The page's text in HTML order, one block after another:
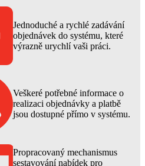
Jednoduché a rychlé zadávání
objednávek do systému, které
výrazně urychlí vaši práci.
Veškeré potřebné informace o
realizaci objednávky a platbě
jsou dostupné přímo v systému.
Propracovaný mechanismus
sestavování nabídek pro